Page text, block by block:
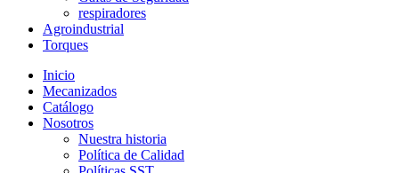
respiradores
Agroindustrial
Torques
Inicio
Mecanizados
Catálogo
Nosotros
Nuestra historia
Política de Calidad